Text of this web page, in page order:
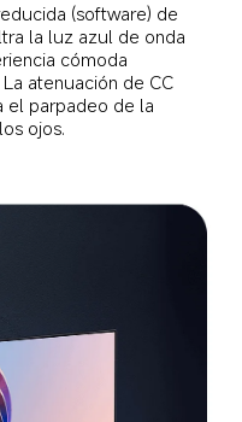
(software) de
la luz azul de onda
cómoda
atenuación de CC
el parpadeo de la
ojos.